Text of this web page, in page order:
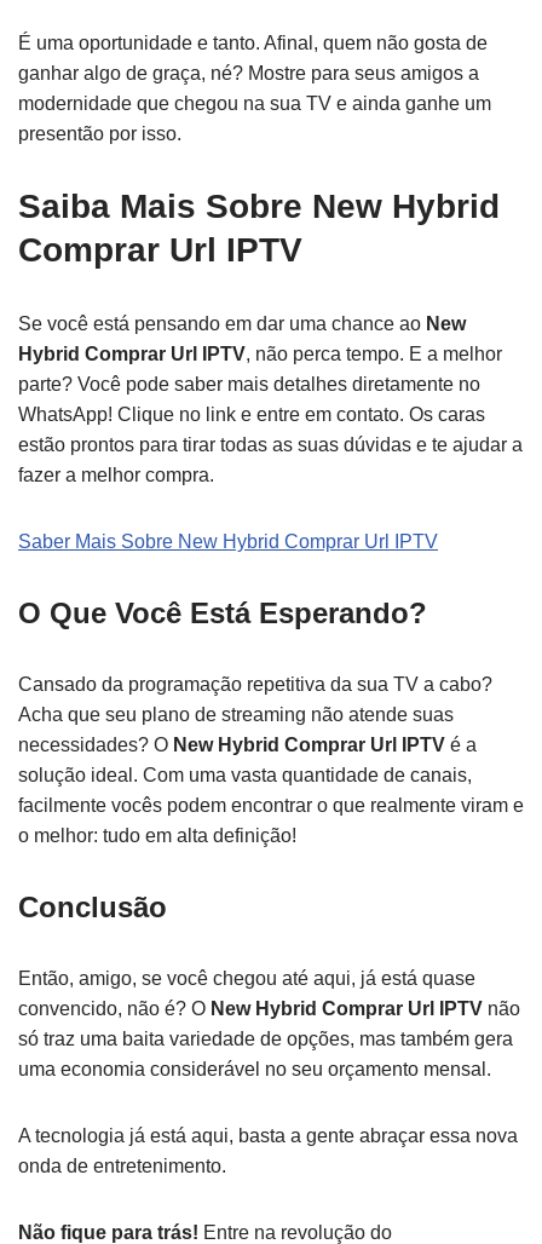
É uma oportunidade e tanto. Afinal, quem não gosta de
ganhar algo de graça, né? Mostre para seus amigos a
modernidade que chegou na sua TV e ainda ganhe um
presentão por isso.
Saiba Mais Sobre New Hybrid
Comprar Url IPTV
Se você está pensando em dar uma chance ao New
Hybrid Comprar Url IPTV, não perca tempo. E a melhor
parte? Você pode saber mais detalhes diretamente no
WhatsApp! Clique no link e entre em contato. Os caras
estão prontos para tirar todas as suas dúvidas e te ajudar a
fazer a melhor compra.
Saber Mais Sobre New Hybrid Comprar Url IPTV
O Que Você Está Esperando?
Cansado da programação repetitiva da sua TV a cabo?
Acha que seu plano de streaming não atende suas
necessidades? O New Hybrid Comprar Url IPTV é a
solução ideal. Com uma vasta quantidade de canais,
facilmente vocês podem encontrar o que realmente viram e
o melhor: tudo em alta definição!
Conclusão
Então, amigo, se você chegou até aqui, já está quase
convencido, não é? O New Hybrid Comprar Url IPTV não
só traz uma baita variedade de opções, mas também gera
uma economia considerável no seu orçamento mensal.
A tecnologia já está aqui, basta a gente abraçar essa nova
onda de entretenimento.
Não fique para trás! Entre na revolução do